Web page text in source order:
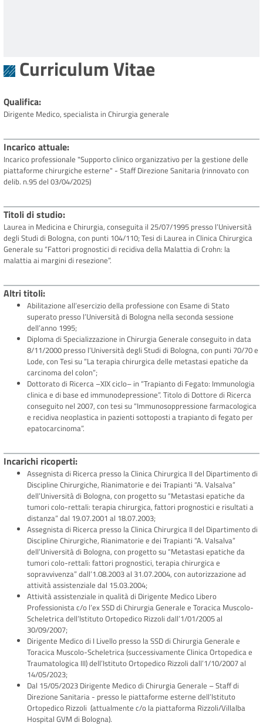
Curriculum Vitae
Qualifica
Dirigente Medico, specialista in Chirurgia generale
Incarico attuale
Incarico professionale "Supporto clinico organizzativo per la gestione delle
piattaforme chirurgiche esterne" - Staff Direzione Sanitaria (rinnovato con
delib. n.95 del 03/04/2025)
Titoli di studio
Laurea in Medicina e Chirurgia, conseguita il 25/07/1995 presso l’Università
degli Studi di Bologna, con punti 104/110; Tesi di Laurea in Clinica Chirurgica
Generale su “Fattori prognostici di recidiva della Malattia di Crohn: la
malattia ai margini di resezione”.
Altri titoli
Abilitazione all’esercizio della professione con Esame di Stato
superato presso l’Università di Bologna nella seconda sessione
dell’anno 1995;
Diploma di Specializzazione in Chirurgia Generale conseguito in data
8/11/2000 presso l’Università degli Studi di Bologna, con punti 70/70 e
Lode, con Tesi su “La terapia chirurgica delle metastasi epatiche da
carcinoma del colon”;
Dottorato di Ricerca –XIX ciclo– in “Trapianto di Fegato: Immunologia
clinica e di base ed immunodepressione”. Titolo di Dottore di Ricerca
conseguito nel 2007, con tesi su “Immunosoppressione farmacologica
e recidiva neoplastica in pazienti sottoposti a trapianto di fegato per
epatocarcinoma”.
Incarichi ricoperti
Assegnista di Ricerca presso la Clinica Chirurgica II del Dipartimento di
Discipline Chirurgiche, Rianimatorie e dei Trapianti “A. Valsalva”
dell’Università di Bologna, con progetto su “Metastasi epatiche da
tumori colo-rettali: terapia chirurgica, fattori prognostici e risultati a
distanza” dal 19.07.2001 al 18.07.2003;
Assegnista di Ricerca presso la Clinica Chirurgica II del Dipartimento di
Discipline Chirurgiche, Rianimatorie e dei Trapianti “A. Valsalva”
dell’Università di Bologna, con progetto su “Metastasi epatiche da
tumori colo-rettali: fattori prognostici, terapia chirurgica e
sopravvivenza” dall’1.08.2003 al 31.07.2004, con autorizzazione ad
attività assistenziale dal 15.03.2004;
Attività assistenziale in qualità di Dirigente Medico Libero
Professionista c/o l’ex SSD di Chirurgia Generale e Toracica Muscolo-
Scheletrica dell’Istituto Ortopedico Rizzoli dall’1/01/2005 al
30/09/2007;
Dirigente Medico di I Livello presso la SSD di Chirurgia Generale e
Toracica Muscolo-Scheletrica (successivamente Clinica Ortopedica e
Traumatologica III) dell’Istituto Ortopedico Rizzoli dall’1/10/2007 al
14/05/2023;
Dal 15/05/2023 Dirigente Medico di Chirurgia Generale – Staff di
Direzione Sanitaria - presso le piattaforme esterne dell’Istituto
Ortopedico Rizzoli (attualmente c/o la piattaforma Rizzoli/Villalba
Hospital GVM di Bologna).